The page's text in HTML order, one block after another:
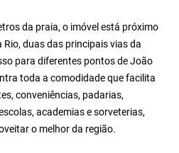
da praia, o imóvel está próximo
Rio, duas das principais vias da
para diferentes pontos de João
toda a comodidade que facilita
conveniências, padarias,
academias e sorveterias,
o melhor da região.